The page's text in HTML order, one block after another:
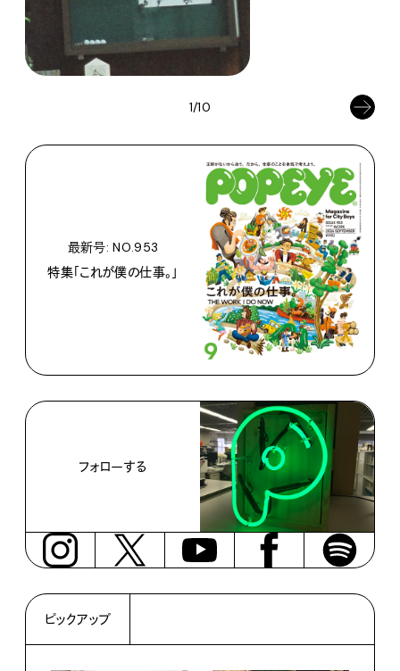
1/10
最新号: NO.953
特集「これが僕の仕事。」
フォローする
ピックアップ